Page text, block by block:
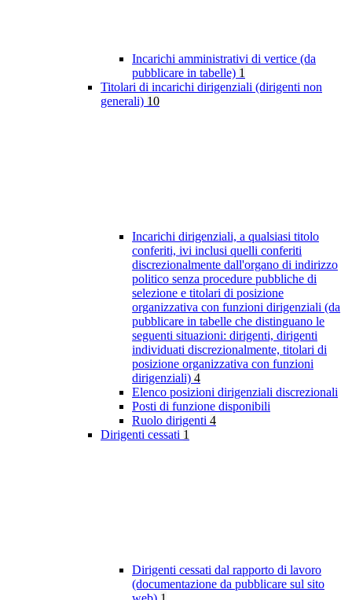
Incarichi amministrativi di vertice (da
pubblicare in tabelle) 1
Titolari di incarichi dirigenziali (dirigenti non
generali) 10
Incarichi dirigenziali, a qualsiasi titolo
conferiti, ivi inclusi quelli conferiti
discrezionalmente dall'organo di indirizzo
politico senza procedure pubbliche di
selezione e titolari di posizione
organizzativa con funzioni dirigenziali (da
pubblicare in tabelle che distinguano le
seguenti situazioni: dirigenti, dirigenti
individuati discrezionalmente, titolari di
posizione organizzativa con funzioni
dirigenziali) 4
Elenco posizioni dirigenziali discrezionali
Posti di funzione disponibili
Ruolo dirigenti 4
Dirigenti cessati 1
Dirigenti cessati dal rapporto di lavoro
(documentazione da pubblicare sul sito